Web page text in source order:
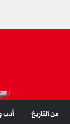
من التاريخ أدب